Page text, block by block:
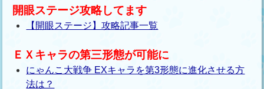
開眼ステージ攻略してます
【開眼ステージ】攻略記事一覧
ＥＸキャラの第三形態が可能に
にゃんこ大戦争 EXキャラを第3形態に進化させる方
法は？